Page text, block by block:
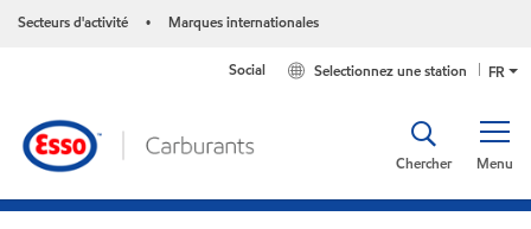
Secteurs d'activité • Marques internationales
FR
Selectionnez une station
Social
Menu
Chercher